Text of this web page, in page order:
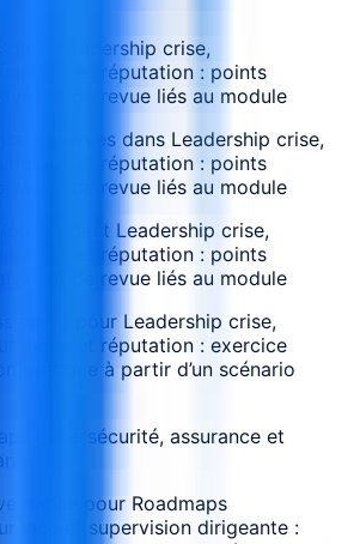
dans Leadership crise,
et réputation : points
et de revue liés au module
observés dans Leadership crise,
et réputation : points
et de revue liés au module
pendant Leadership crise,
et réputation : points
et de revue liés au module
pour Leadership crise,
et réputation : exercice
pratique à partir d’un scénario
cybersécurité, assurance et
pour Roadmaps
et supervision dirigeante :